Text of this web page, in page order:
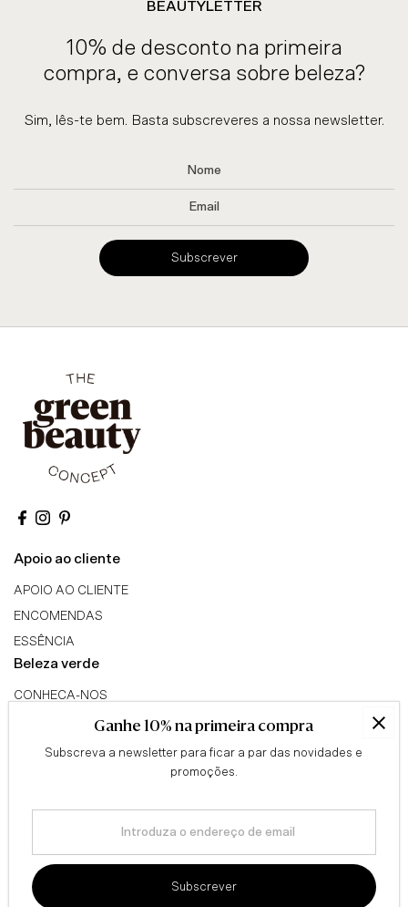
BEAUTYLETTER
10% de desconto na primeira
compra, e conversa sobre beleza?
Sim, lês-te bem. Basta subscreveres a nossa newsletter.
Subscrever
Apoio ao cliente
APOIO AO CLIENTE
ENCOMENDAS
ESSÊNCIA
Beleza verde
CONHECA-NOS
TRIBO GREEN BEAUTY
PROGRAMA DE AFILIADOS
TERMOS & CONDIÇÕES
Ganhe 10% na primeira compra
Subscreva a newsletter para ficar a par das novidades e
promoções.
endereço
de
email
Subscrever